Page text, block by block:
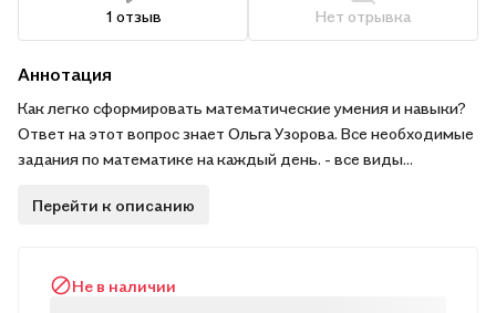
1 отзыв Нет отрывка
Аннотация
Как легко сформировать математические умения и навыки?
Ответ на этот вопрос знает Ольга Узорова. Все необходимые
задания по математике на каждый день. - все виды
примеров на время.
Перейти к описанию
Не в наличии